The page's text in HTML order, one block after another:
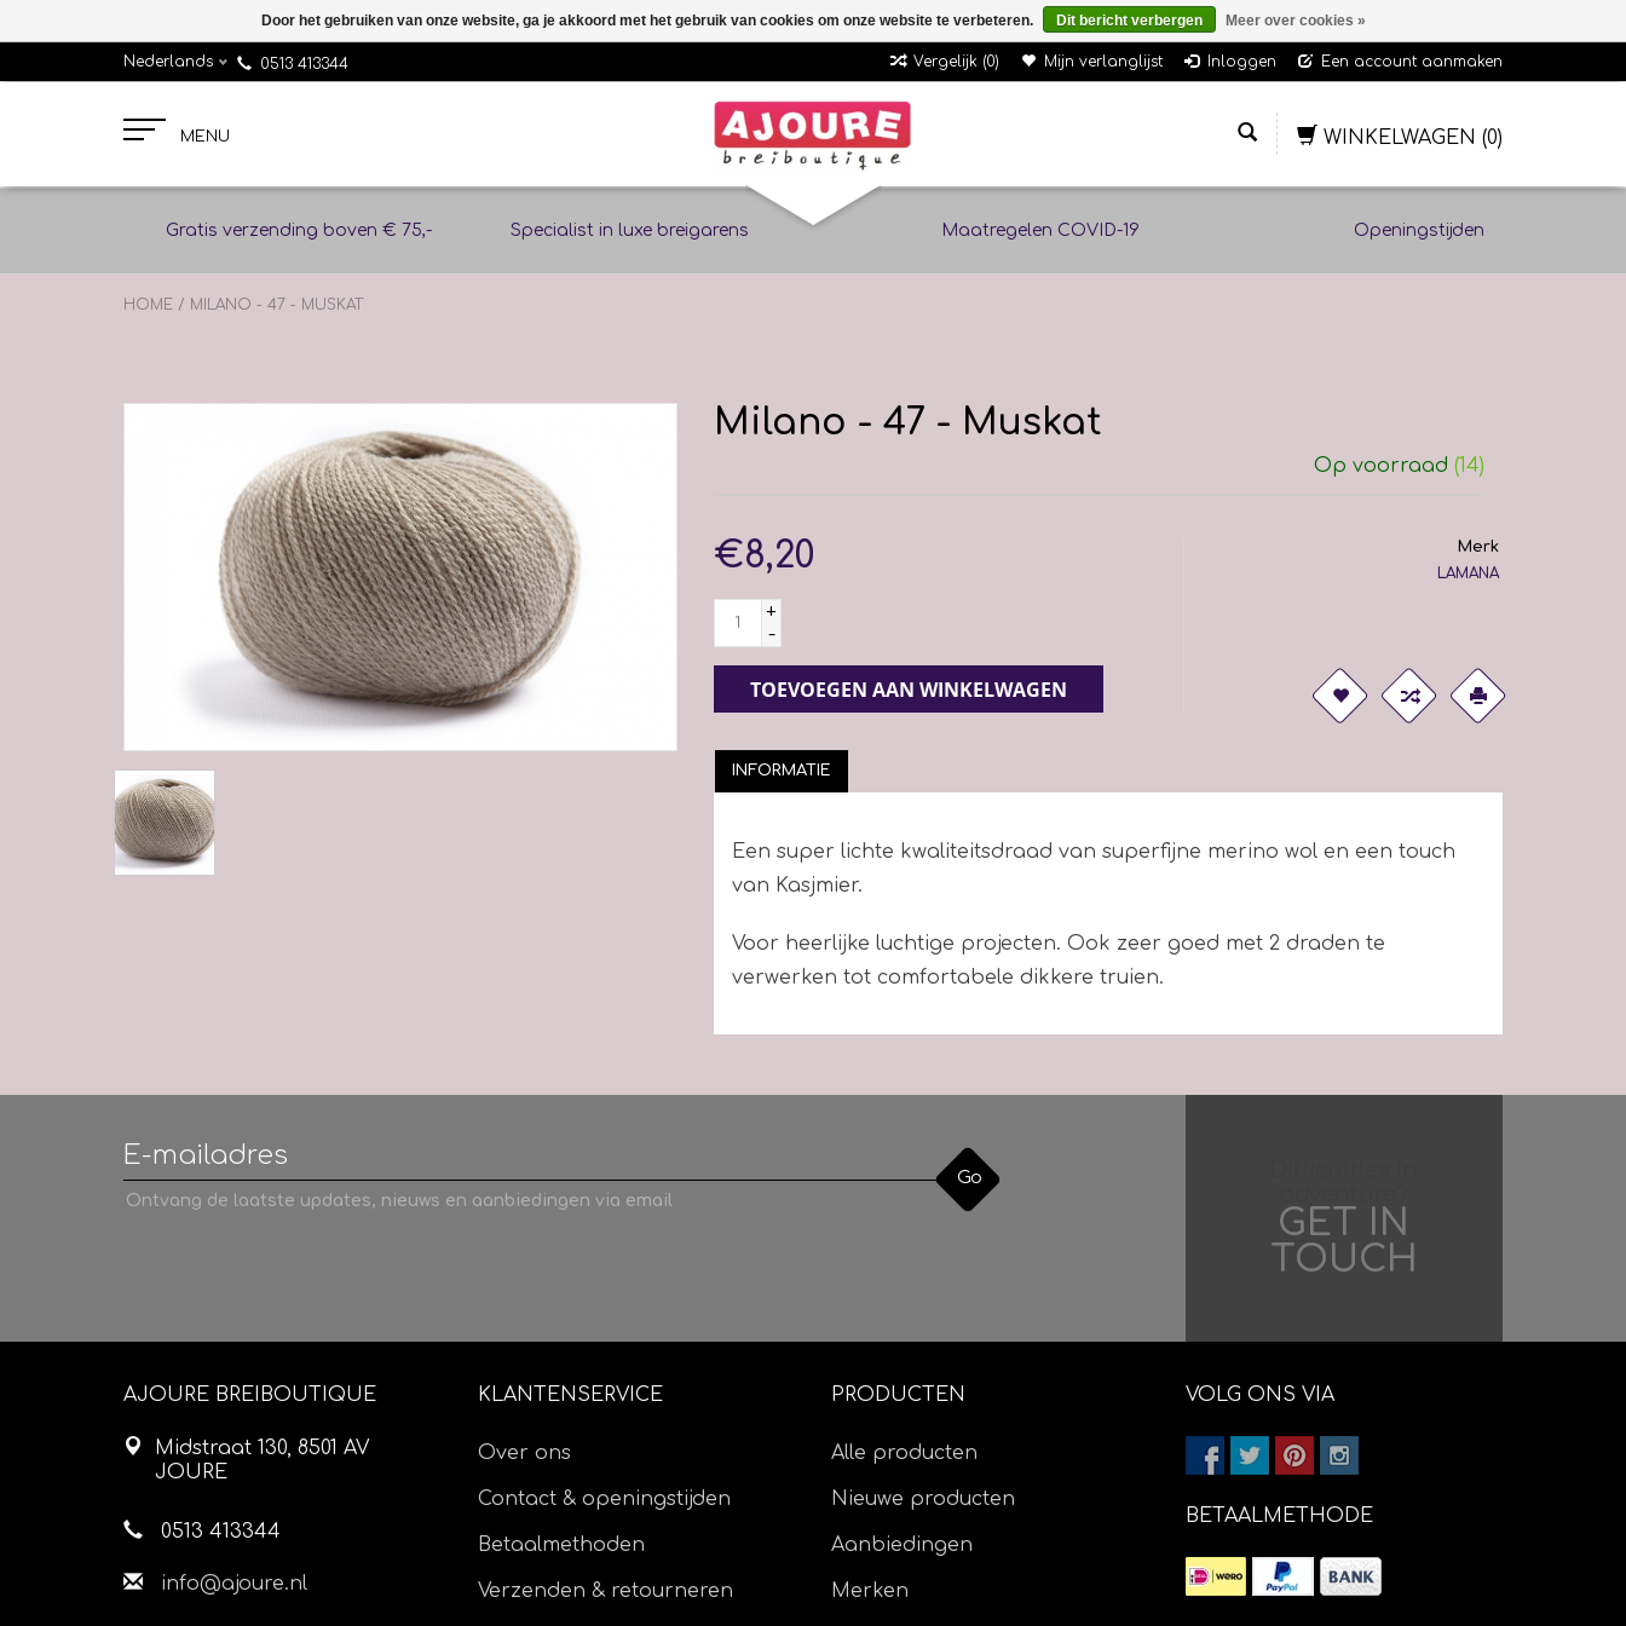
Nederlands 0513 413344 Vergelijk (0) Mijn verlanglijst Inloggen Een account aanmaken
MENU WINKELWAGEN (0)
Gratis verzending boven € 75,- Specialist in luxe breigarens Maatregelen COVID-19 Openingstijden
HOME / MILANO - 47 - MUSKAT
Milano - 47 - Muskat
Op voorraad (14)
€8,20
+
-
TOEVOEGEN AAN WINKELWAGEN
Merk
LAMANA
INFORMATIE
Een super lichte kwaliteitsdraad van superfijne merino wol en een touch
van Kasjmier.
Voor heerlijke luchtige projecten. Ook zeer goed met 2 draden te
verwerken tot comfortabele dikkere truien.
Voor een maat 38-40 heeft u 200 gram (8 bollen) nodig.
90 % superfijne merino en 10 %
180 meter op 25 gram
2,5 - 3, 5 mm
Go
Ontvang de laatste updates, nieuws en aanbiedingen via email
GET IN
TOUCH
AJOURE BREIBOUTIQUE
Midstraat 130, 8501 AV
JOURE
0513 413344
info@ajoure.nl
KLANTENSERVICE
Over ons
Contact & openingstijden
Betaalmethoden
Verzenden & retourneren
PRODUCTEN
Alle producten
Nieuwe producten
Aanbiedingen
Merken
VOLG ONS VIA
BETAALMETHODE
Door het gebruiken van onze website, ga je akkoord met het gebruik van cookies om onze website te verbeteren. Dit bericht verbergen Meer over cookies »